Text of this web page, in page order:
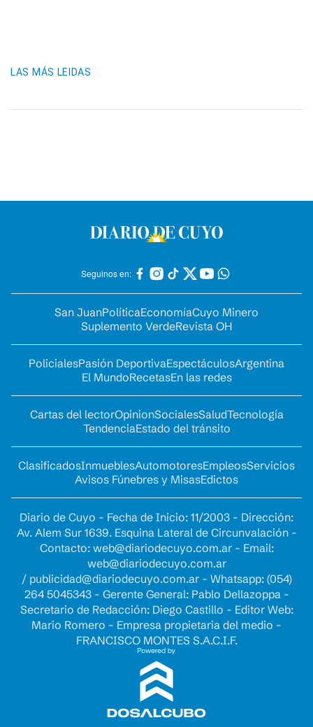
LAS MÁS LEIDAS
Seguinos en:
San JuanPolíticaEconomíaCuyo Minero
Suplemento VerdeRevista OH
PolicialesPasión DeportivaEspectáculosArgentina
El MundoRecetasEn las redes
Cartas del lectorOpinionSocialesSaludTecnología
TendenciaEstado del tránsito
ClasificadosInmueblesAutomotoresEmpleosServicios
Avisos Fúnebres y MisasEdictos
Diario de Cuyo - Fecha de Inicio: 11/2003 - Dirección:
Av. Alem Sur 1639. Esquina Lateral de Circunvalación -
Contacto: web@diariodecuyo.com.ar- Email:
web@diariodecuyo.com.ar
/ publicidad@diariodecuyo.com.ar- Whatsapp: (054)
264 5045343 - Gerente General: Pablo Dellazoppa -
Secretario de Redacción: Diego Castillo - Editor Web:
Mario Romero - Empresa propietaria del medio -
FRANCISCO MONTES S.A.C.I.F.